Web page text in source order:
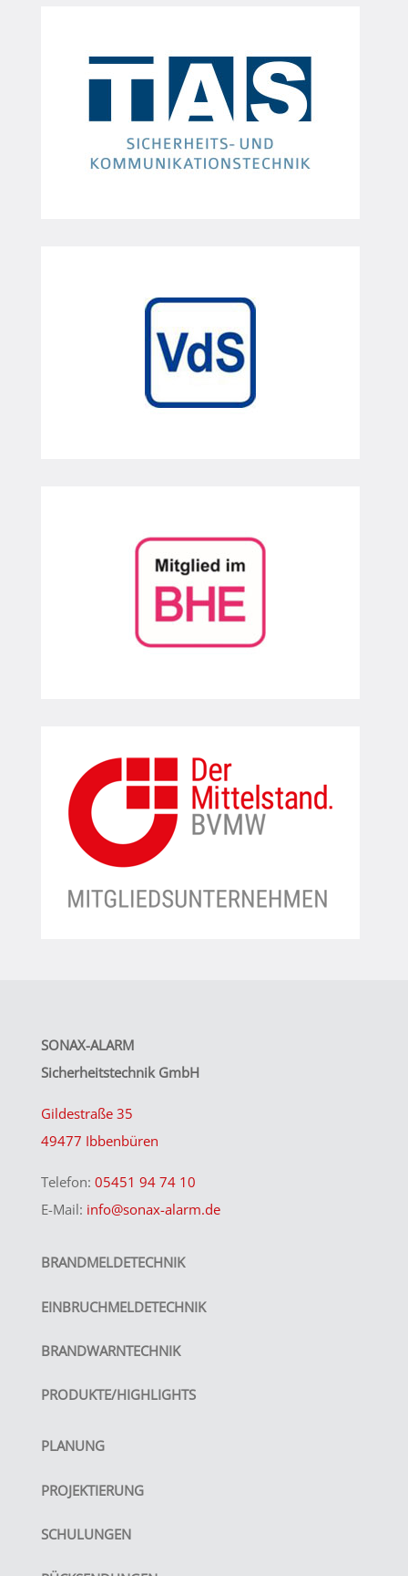
SONAX-ALARM
Sicherheitstechnik GmbH
Gildestraße 35
49477 Ibbenbüren
Telefon: 05451 94 74 10
E-Mail: info@sonax-alarm.de
BRANDMELDETECHNIK
EINBRUCHMELDETECHNIK
BRANDWARNTECHNIK
PRODUKTE/HIGHLIGHTS
PLANUNG
PROJEKTIERUNG
SCHULUNGEN